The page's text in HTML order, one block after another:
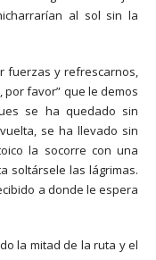
al sol sin la
y refrescarnos,
favor” que le demos
se ha quedado sin
se ha llevado sin
la socorre con una
soltársele las lágrimas.
a donde le espera
mitad de la ruta y el